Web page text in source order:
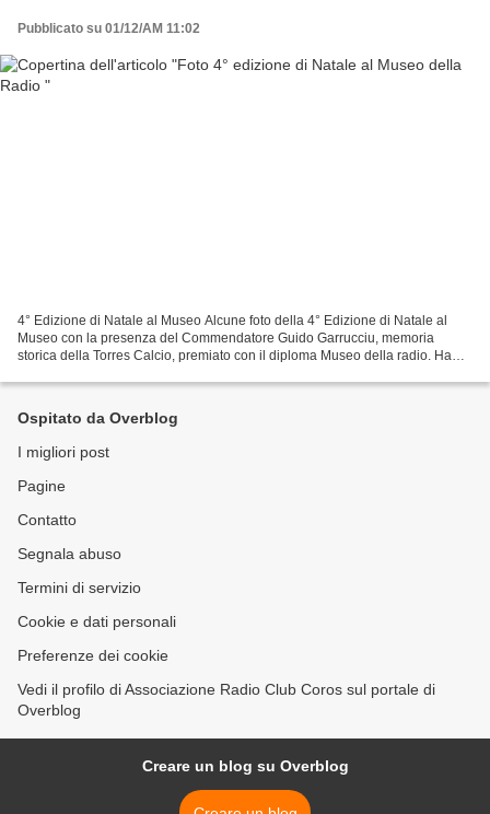
Pubblicato su 01/12/AM 11:02
4° Edizione di Natale al Museo Alcune foto della 4° Edizione di Natale al
Museo con la presenza del Commendatore Guido Garrucciu, memoria
storica della Torres Calcio, premiato con il diploma Museo della radio. Ha
Ospitato da Overblog
I migliori post
Pagine
Contatto
Segnala abuso
Termini di servizio
Cookie e dati personali
Preferenze dei cookie
Vedi il profilo di Associazione Radio Club Coros sul portale di
Overblog
Creare un blog su Overblog